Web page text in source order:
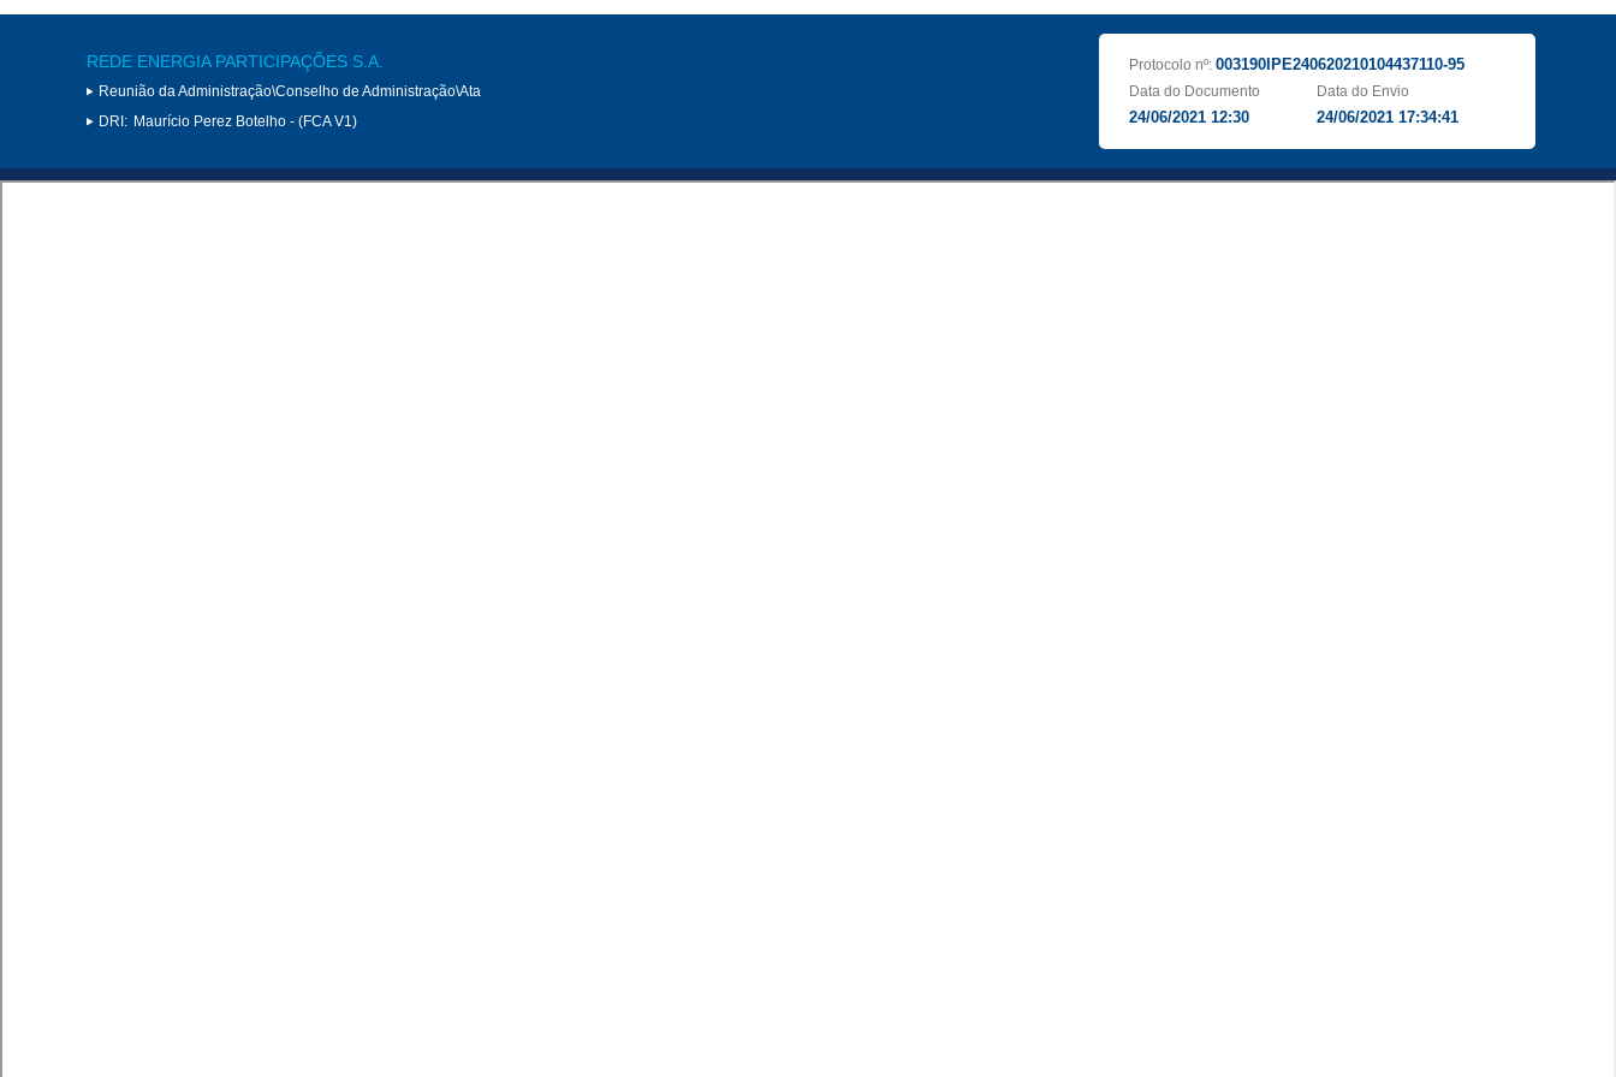
REDE ENERGIA PARTICIPAÇÕES S.A.
Reunião da Administração\Conselho de Administração\Ata
DRI: Maurício Perez Botelho - (FCA V1)
Protocolo nº: 003190IPE240620210104437110-95
Data do Documento
24/06/2021 12:30
Data do Envio
24/06/2021 17:34:41